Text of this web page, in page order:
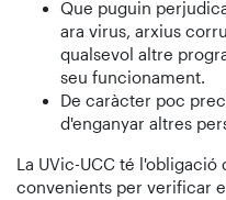
Que puguin
ara virus, arxius
qualsevol altre
seu funcionament.
De caràcter poc
d'enganyar altres
La UVic-UCC té
convenients per verificar